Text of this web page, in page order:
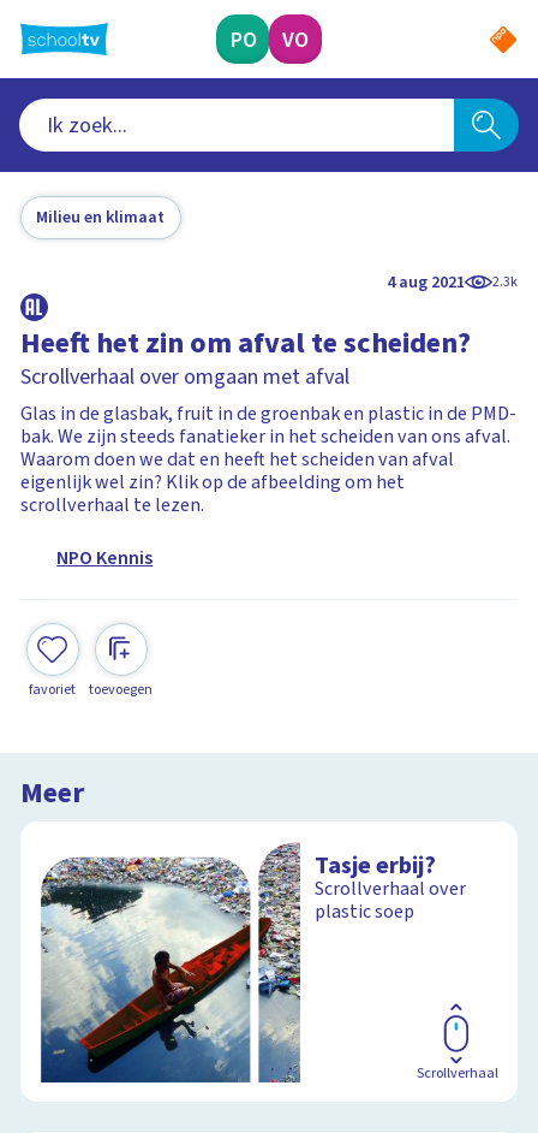
naar
hoofdinhoud
PO VO
Milieu en klimaat
4 aug 2021 2.3k
Heeft het zin om afval te scheiden?
Scrollverhaal over omgaan met afval
Glas in de glasbak, fruit in de groenbak en plastic in de PMD-
bak. We zijn steeds fanatieker in het scheiden van ons afval.
Waarom doen we dat en heeft het scheiden van afval
eigenlijk wel zin? Klik op de afbeelding om het
scrollverhaal te lezen.
NPO Kennis
favoriet toevoegen
Meer
Tasje erbij?
Scrollverhaal over
plastic soep
Scrollverhaal